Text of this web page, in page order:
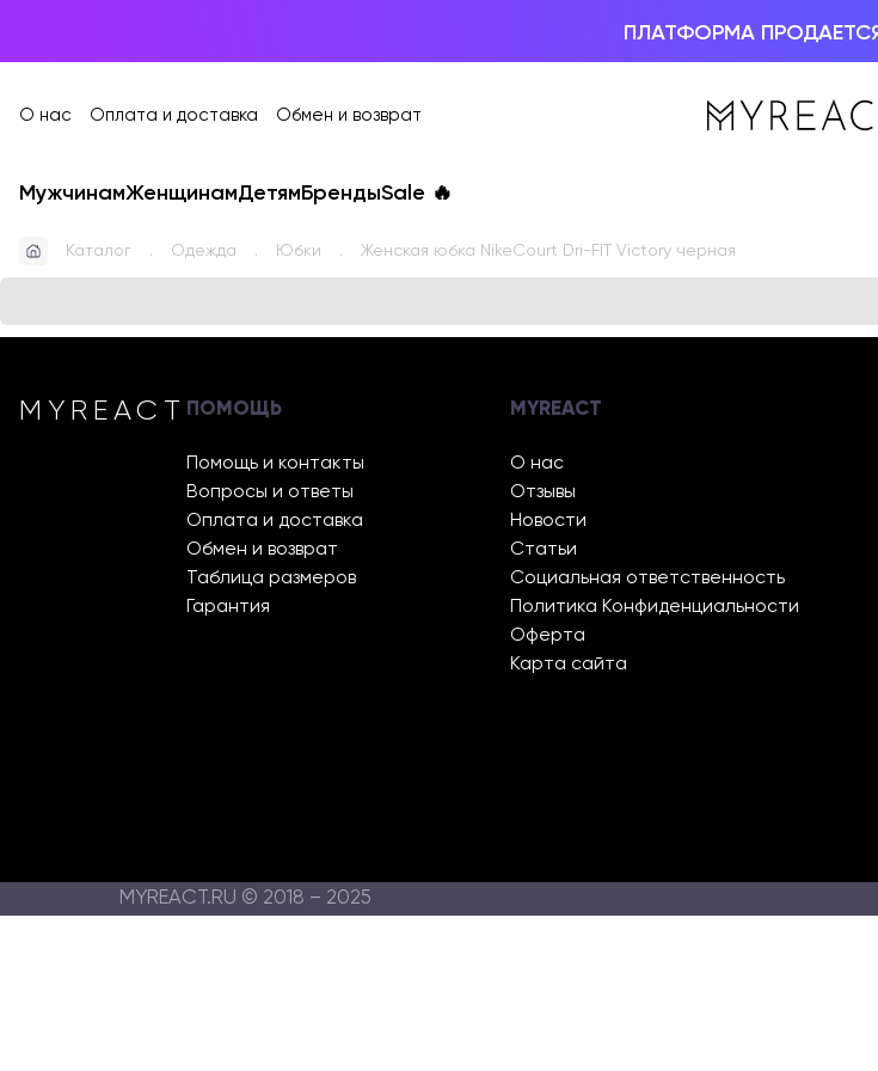
ПЛАТФОРМА
О нас Оплата и доставка Обмен и возврат
МужчинамЖенщинамДетям БрендыSale 🔥
Каталог Одежда Юбки Женская юбка NikeCourt Dri-FIT Victory черная
MYREACT ПОМОЩЬ
Помощь и контакты
Вопросы и ответы
Оплата и доставка
Обмен и возврат
Таблица размеров
Гарантия
MYREACT
О нас
Отзывы
Новости
Статьи
Социальная ответственность
Политика Конфиденциальности
Оферта
Карта сайта
MYREACT.RU © 2018 – 2025